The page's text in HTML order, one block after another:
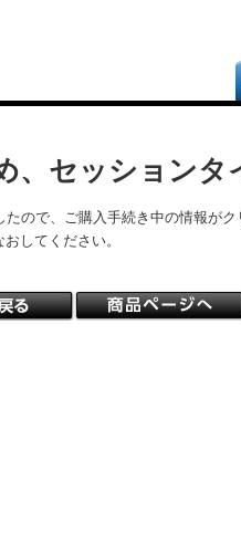
、セッションタ
ので、ご購入手続き中の情報がク
してください。